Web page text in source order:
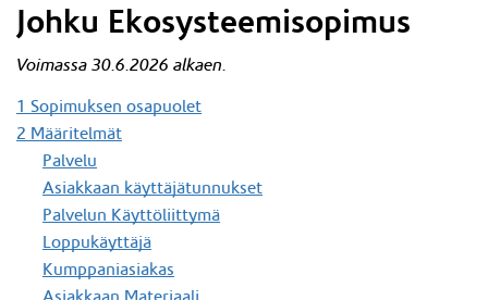
Johku Ekosysteemisopimus
Voimassa 30.6.2026 alkaen.
1 Sopimuksen osapuolet
2 Määritelmät
Palvelu
Asiakkaan käyttäjätunnukset
Palvelun Käyttöliittymä
Loppukäyttäjä
Kumppaniasiakas